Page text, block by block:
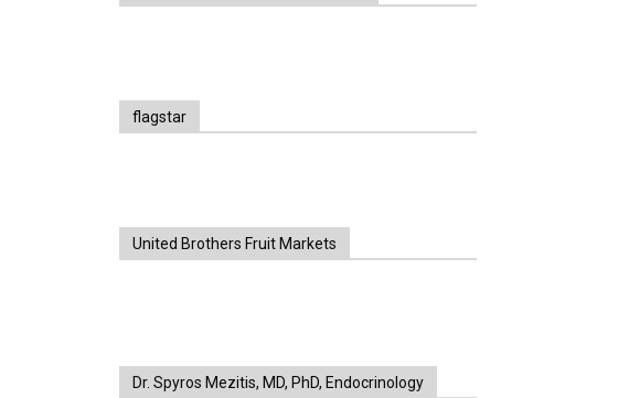
flagstar
United Brothers Fruit Markets
Dr. Spyros Mezitis, MD, PhD, Endocrinology